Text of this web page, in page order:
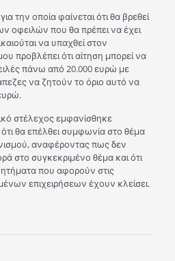
την οποία φαίνεται ότι θα βρεθεί
οφειλών που θα πρέπει να έχει
να υπαχθεί στον
προβλέπει ότι αίτηση μπορεί να
πάνω από 20.000 ευρώ με
να ζητούν το όριο αυτό να
στέλεχος εμφανίσθηκε
θα επέλθει συμφωνία στο θέμα
αναφέροντας πως δεν
στο συγκεκριμένο θέμα και ότι
που αφορούν στις
επιχειρήσεων έχουν κλείσει.